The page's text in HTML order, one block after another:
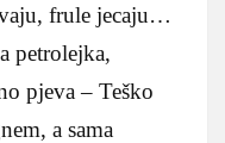
frule jecaju…
petrolejka,
pjeva – Teško
a sama